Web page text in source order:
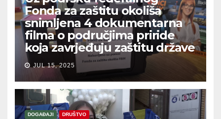
Fonda za zaštitu okoliša
snimljena 4 dokumentarna
filma o područjima priride
koja zavrjeđuju zaštitu države
JUL 15, 2025
DOGAĐAJI DRUŠTVO